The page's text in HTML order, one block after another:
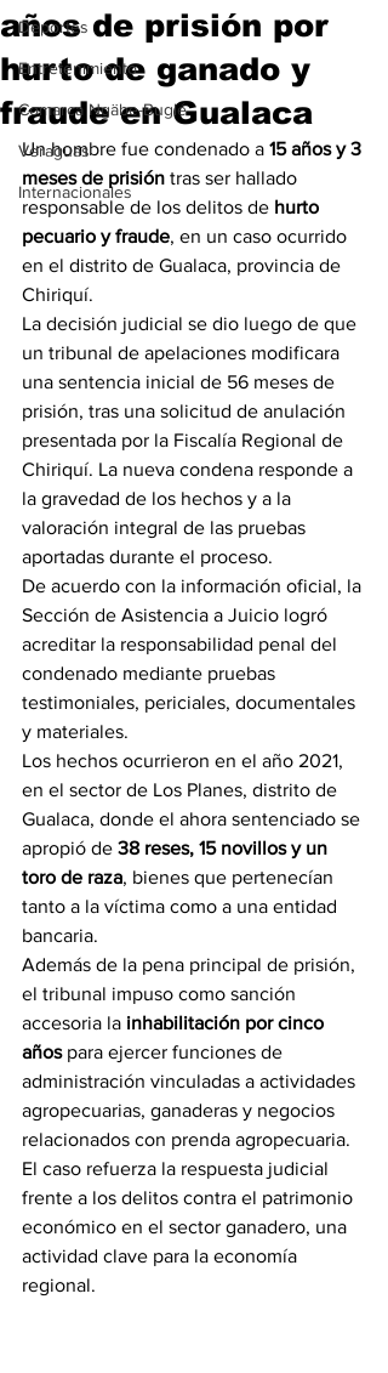
Deportes
Entretenimiento
Comarca Ngäbe-Buglé
Veraguas
Internacionales
años de prisión por
hurto de ganado y
fraude en Gualaca
Un hombre fue condenado a 15 años y 3
meses de prisión tras ser hallado
responsable de los delitos de hurto
pecuario y fraude, en un caso ocurrido
en el distrito de Gualaca, provincia de
Chiriquí.
La decisión judicial se dio luego de que
un tribunal de apelaciones modificara
una sentencia inicial de 56 meses de
prisión, tras una solicitud de anulación
presentada por la Fiscalía Regional de
Chiriquí. La nueva condena responde a
la gravedad de los hechos y a la
valoración integral de las pruebas
aportadas durante el proceso.
De acuerdo con la información oficial, la
Sección de Asistencia a Juicio logró
acreditar la responsabilidad penal del
condenado mediante pruebas
testimoniales, periciales, documentales
y materiales.
Los hechos ocurrieron en el año 2021,
en el sector de Los Planes, distrito de
Gualaca, donde el ahora sentenciado se
apropió de 38 reses, 15 novillos y un
toro de raza, bienes que pertenecían
tanto a la víctima como a una entidad
bancaria.
Además de la pena principal de prisión,
el tribunal impuso como sanción
accesoria la inhabilitación por cinco
años para ejercer funciones de
administración vinculadas a actividades
agropecuarias, ganaderas y negocios
relacionados con prenda agropecuaria.
El caso refuerza la respuesta judicial
frente a los delitos contra el patrimonio
económico en el sector ganadero, una
actividad clave para la economía
regional.